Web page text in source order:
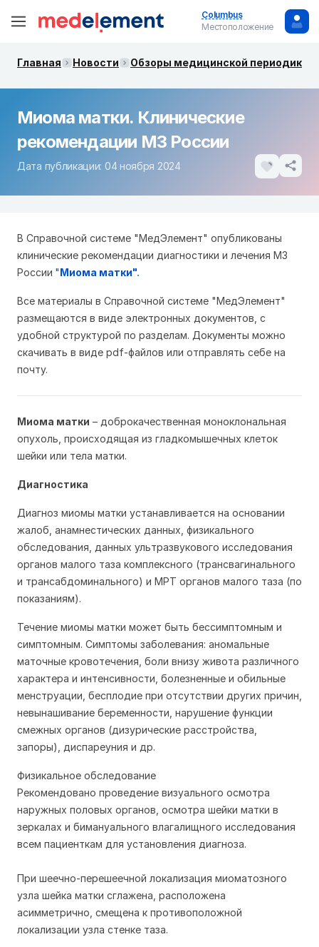
Columbus
Местоположение
Главная Новости Обзоры медицинской периодики.
Миома матки. Клинические
рекомендации МЗ России
Дата публикации: 04 ноября 2024
В Справочной системе "МедЭлемент" опубликованы
клинические рекомендации диагностики и лечения МЗ
России "Миома матки".
Все материалы в Справочной системе "МедЭлемент"
размещаются в виде электронных документов, с
удобной структурой по разделам. Документы можно
скачивать в виде pdf-файлов или отправлять себе на
почту.
Миома матки – доброкачественная моноклональная
опухоль, происходящая из гладкомышечных клеток
шейки или тела матки.
Диагностика
Диагноз миомы матки устанавливается на основании
жалоб, анамнестических данных, физикального
обследования, данных ультразвукового исследования
органов малого таза комплексного (трансвагинального
и трансабдоминального) и МРТ органов малого таза (по
показаниям).
Течение миомы матки может быть бессимптомным и
симптомным. Симптомы заболевания: аномальные
маточные кровотечения, боли внизу живота различного
характера и интенсивности, болезненные и обильные
менструации, бесплодие при отсутствии других причин,
невынашивание беременности, нарушение функции
смежных органов (дизурические расстройства,
запоры), диспареуния и др.
Физикальное обследование
Рекомендовано проведение визуального осмотра
наружных половых органов, осмотра шейки матки в
зеркалах и бимануального влагалищного исследования
всем пациенткам для установления диагноза.
При шеечно-перешеечной локализация миоматозного
узла шейка матки сглажена, расположена
асимметрично, смещена к противоположной
локализации узла стенке таза.